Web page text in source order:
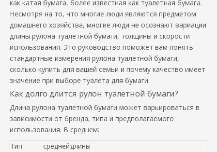
как катая бумага, более известная как туалетная бумага.
Несмотря на то, что многие люди являются предметом
домашнего хозяйства, многие люди не осознают вариации
длины рулона туалетной бумаги, толщины и скорости
использования. Это руководство поможет вам понять
стандартные измерения рулона туалетной бумаги,
сколько купить для вашей семьи и почему качество имеет
значение при выборе туалета для бумаги.
Как долго длится рулон туалетной бумаги?
Длина рулона туалетной бумаги может варьироваться в
зависимости от бренда, типа и предполагаемого
использования. В среднем:
Тип
среднейдлины